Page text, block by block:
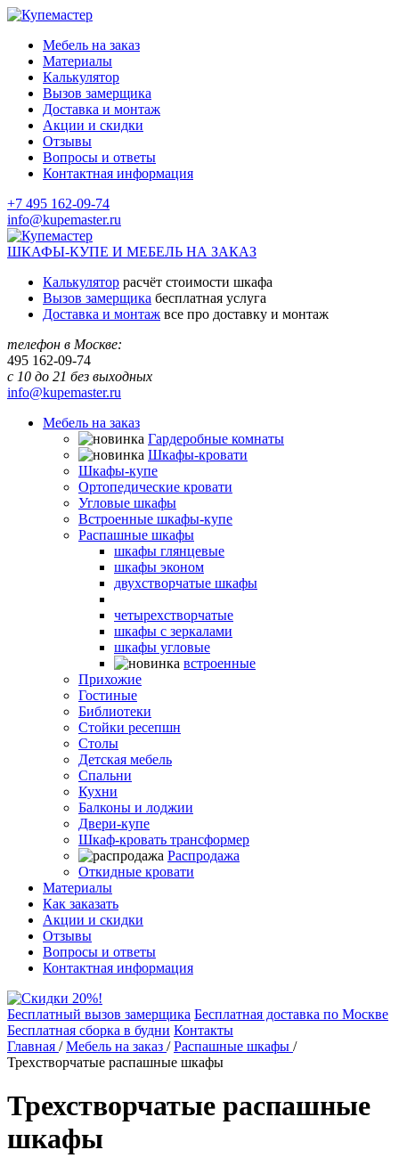
Мебель на заказ
Материалы
Калькулятор
Вызов замерщика
Доставка и монтаж
Акции и скидки
Отзывы
Вопросы и ответы
Контактная информация
+7 495 162-09-74
info@kupemaster.ru
ШКАФЫ-КУПЕ И МЕБЕЛЬ НА ЗАКАЗ
Калькулятор расчёт стоимости шкафа
Вызов замерщика бесплатная услуга
Доставка и монтаж все про доставку и монтаж
телефон в Москве:
495 162-09-74
с 10 до 21 без выходных
info@kupemaster.ru
Мебель на заказ
Гардеробные комнаты
Шкафы-кровати
Шкафы-купе
Ортопедические кровати
Угловые шкафы
Встроенные шкафы-купе
Распашные шкафы
шкафы глянцевые
шкафы эконом
двухстворчатые шкафы
четырехстворчатые
шкафы с зеркалами
шкафы угловые
встроенные
Прихожие
Гостиные
Библиотеки
Стойки ресепшн
Столы
Детская мебель
Спальни
Кухни
Балконы и лоджии
Двери-купе
Шкаф-кровать трансформер
Распродажа
Откидные кровати
Материалы
Как заказать
Акции и скидки
Отзывы
Вопросы и ответы
Контактная информация
Бесплатный вызов замерщика Бесплатная доставка по Москве
Бесплатная сборка в будни Контакты
Главная /Мебель на заказ /Распашные шкафы /
Трехстворчатые распашные шкафы
Трехстворчатые распашные
шкафы